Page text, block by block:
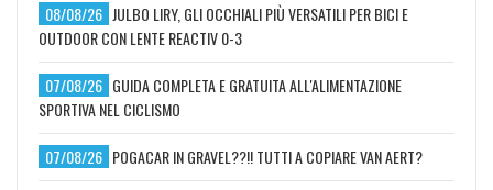
08/08/26 JULBO LIRY, GLI OCCHIALI PIÙ VERSATILI PER BICI E
OUTDOOR CON LENTE REACTIV 0-3
07/08/26 GUIDA COMPLETA E GRATUITA ALL'ALIMENTAZIONE
SPORTIVA NEL CICLISMO
07/08/26 POGACAR IN GRAVEL??!! TUTTI A COPIARE VAN AERT?